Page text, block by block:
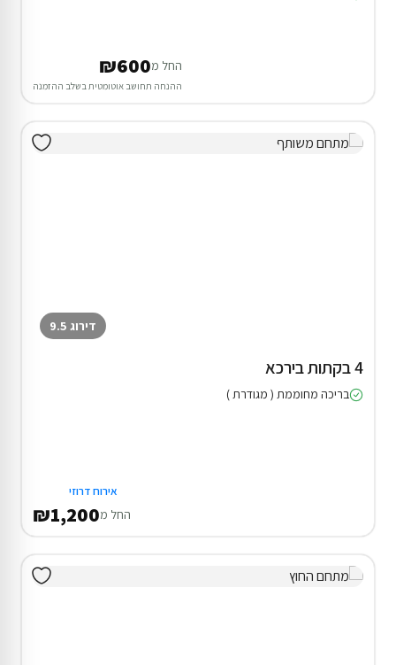
החל מ₪600
ההנחה תחושב אוטומטית בשלב ההזמנה
דירוג 9.5
4 בקתות בירכא
בריכה מחוממת ( מגודרת )
אירוח דרוזי
החל מ₪1,200